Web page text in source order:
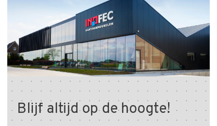
Blijf altijd op de hoogte!